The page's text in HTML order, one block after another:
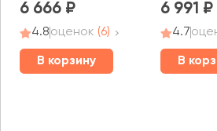
6 666
4.8оценок (6)
В корзину
6 991
4.7
В